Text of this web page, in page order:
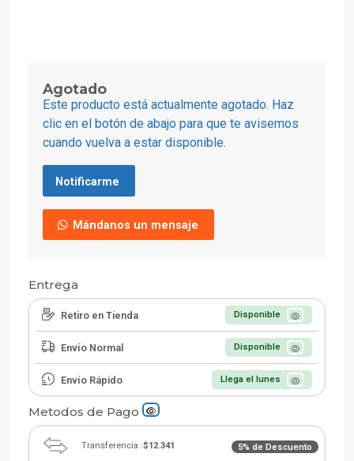
Agotado
Este producto está actualmente agotado. Haz
clic en el botón de abajo para que te avisemos
cuando vuelva a estar disponible.
Notificarme
Mándanos un mensaje
Entrega
Retiro en Tienda Disponible
Envío Normal Disponible
Envío Rápido Llega el lunes
Metodos de Pago
Transferencia :$12.341 5% de Descuento